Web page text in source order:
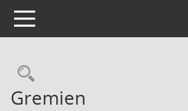
Toggle navigation
Rechercheauswahl
Gremien